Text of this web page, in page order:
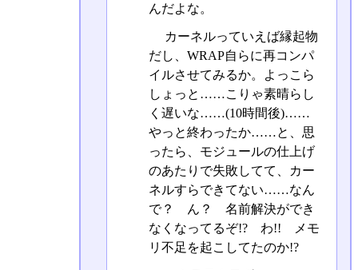
んだよな。
カーネルっていえば縁起物
だし、WRAP自らに再コンパ
イルさせてみるか。よっこら
しょっと……こりゃ素晴らし
く遅いな……(10時間後)……
やっと終わったか……と、思
ったら、モジュールの仕上げ
のあたりで失敗してて、カー
ネルすらできてない……なん
で？ ん？ 名前解決ができ
なくなってるぞ!? わ!! メモ
リ不足を起こしてたのか!?